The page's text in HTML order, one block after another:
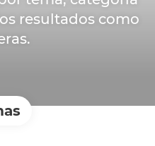
resultados como